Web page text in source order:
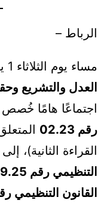
الرباط –
مساء يوم الثلاثاء 1 يوليوز 2025، عقدت
العدل والتشريع
اجتماعًا هامًا
رقم 02.23
القراءة الثانية)،
التنظيمي رقم 09.25
القانون التنظيمي رقم